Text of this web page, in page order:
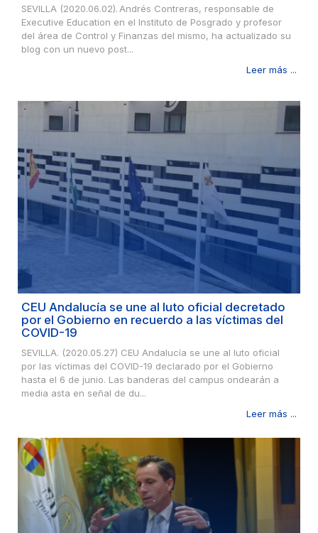
SEVILLA (2020.06.02). Andrés Contreras, responsable de
Executive Education en el Instituto de Posgrado y profesor
del área de Control y Finanzas del mismo, ha actualizado su
blog con un nuevo post...
Leer más ...
CEU Andalucía se une al luto oficial decretado
por el Gobierno en recuerdo a las víctimas del
COVID-19
SEVILLA. (2020.05.27) CEU Andalucía se une al luto oficial
por las víctimas del COVID-19 declarado por el Gobierno
hasta el 6 de junio. Las banderas del campus ondearán a
media asta en señal de du...
Leer más ...